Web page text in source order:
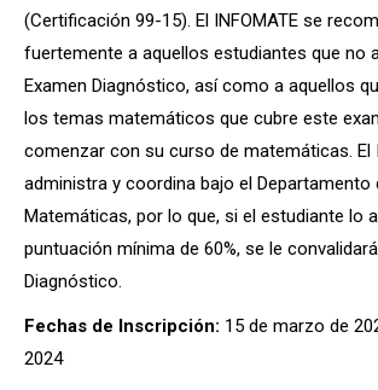
(Certificación 99-15). El INFOMATE se
fuertemente a aquellos estudiantes que no
Examen Diagnóstico, así como a aquellos
los temas matemáticos que cubre este
comenzar con su curso de matemáticas. El
administra y coordina bajo el Departamento
Matemáticas, por lo que, si el estudiante lo
puntuación mínima de 60%, se le
Diagnóstico.
Fechas de Inscripción: 15 de marzo de
2024